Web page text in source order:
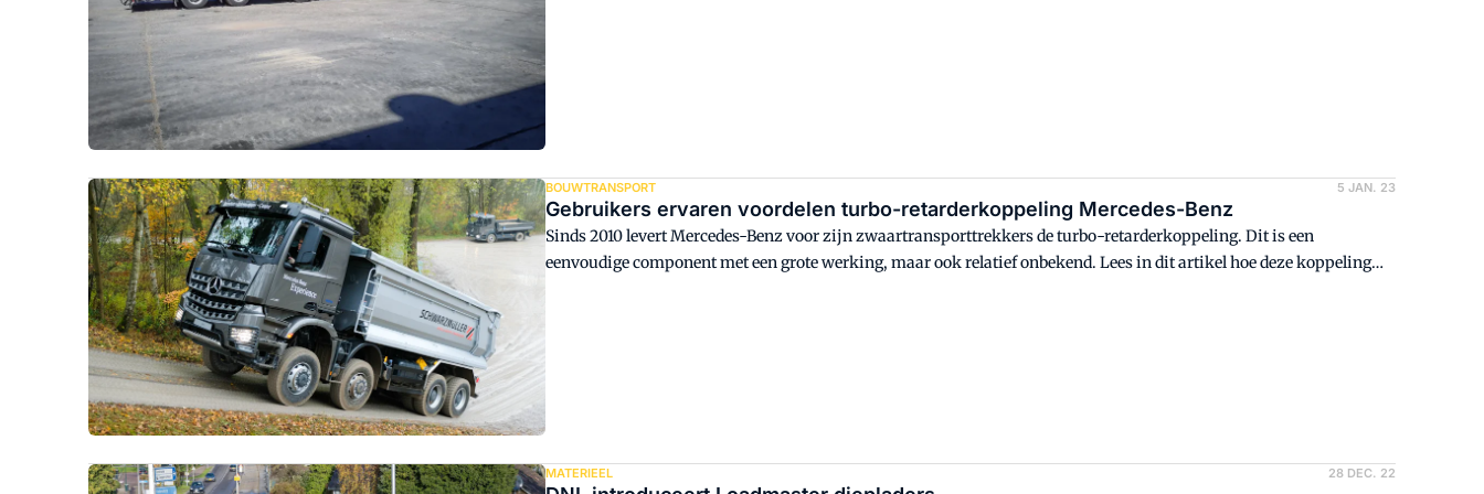
BOUWTRANSPORT 5 JAN. 23
Gebruikers ervaren voordelen turbo-retarderkoppeling Mercedes-Benz
Sinds 2010 levert Mercedes-Benz voor zijn zwaartransporttrekkers de turbo-retarderkoppeling. Dit is een
eenvoudige component met een grote werking, maar ook relatief onbekend. Lees in dit artikel hoe deze koppeling
MATERIEEL 28 DEC. 22